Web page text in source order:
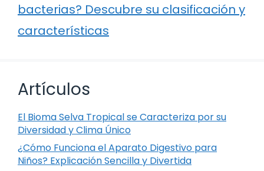
bacterias? Descubre su clasificación y
características
Artículos
El Bioma Selva Tropical se Caracteriza por su
Diversidad y Clima Único
¿Cómo Funciona el Aparato Digestivo para
Niños? Explicación Sencilla y Divertida